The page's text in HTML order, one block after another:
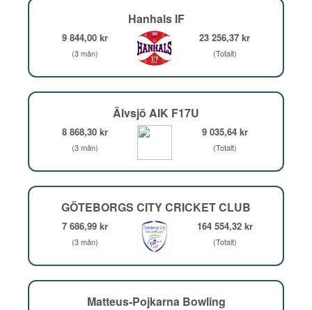
Hanhals IF
9 844,00 kr
(3 mån)
23 256,37 kr
(Totalt)
Älvsjö AIK F17U
8 868,30 kr
(3 mån)
9 035,64 kr
(Totalt)
GÖTEBORGS CITY CRICKET CLUB
7 686,99 kr
(3 mån)
164 554,32 kr
(Totalt)
Matteus-Pojkarna Bowling